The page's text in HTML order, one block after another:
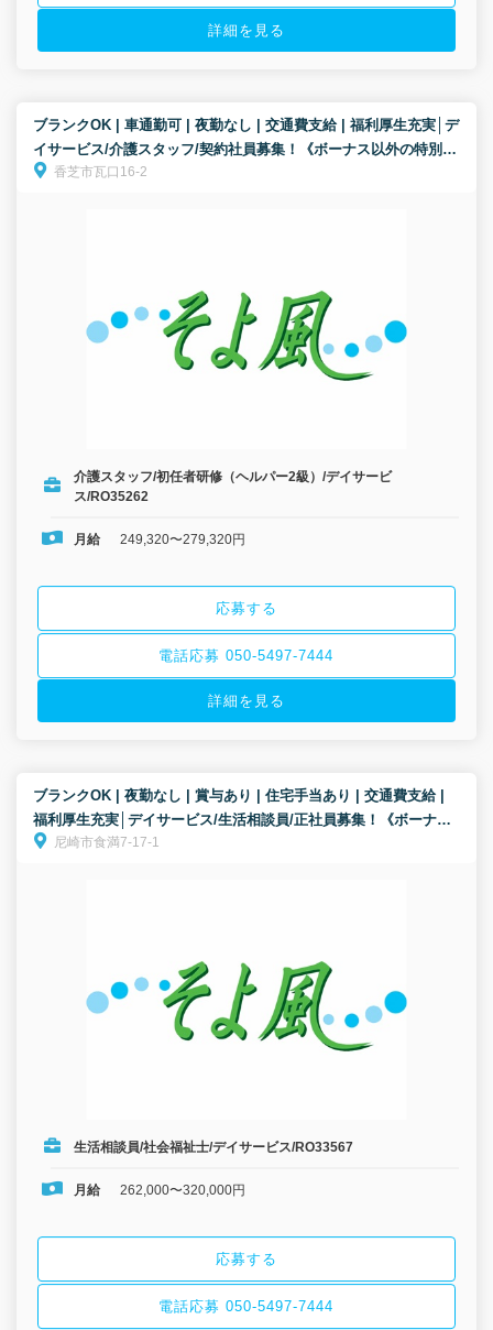
詳細を見る
ブランクOK | 車通勤可 | 夜勤なし | 交通費支給 | 福利厚生充実│デ
イサービス/介護スタッフ/契約社員募集！《ボーナス以外の特別報
酬、約34万円の支給実績！》
香芝市瓦口16-2
介護スタッフ/初任者研修（ヘルパー2級）/デイサービ
ス/RO35262
月給 249,320〜279,320円
応募する
電話応募 050-5497-7444
詳細を見る
ブランクOK | 夜勤なし | 賞与あり | 住宅手当あり | 交通費支給 |
福利厚生充実│デイサービス/生活相談員/正社員募集！《ボーナス
以外の特別報酬、約53万円の支給実績！》
尼崎市食満7-17-1
生活相談員/社会福祉士/デイサービス/RO33567
月給 262,000〜320,000円
応募する
電話応募 050-5497-7444